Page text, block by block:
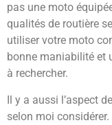
pas une moto
qualités de routière
utiliser votre moto
bonne maniabilité et
à rechercher.
Il y a aussi l’aspect
selon moi